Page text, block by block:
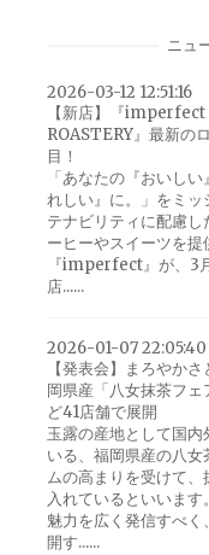
ニュ
2026-03-12 12:51:16
【新店】『
ROASTERY』最新の
目！
「あなたの『おいし
れしい』に。」をミッ
テナビリティに配慮し
ーヒーやスイーツを
『imperfect』が、3
店......
2026-01-07 22:05:40
【発表会】まろやか
岡県産「八女抹茶フ
ど41店舗で展開
玉露の産地として国
いる、福岡県産の八
ムの高まりを受けて
入れているといいま
魅力を広く発信すべ
開す......